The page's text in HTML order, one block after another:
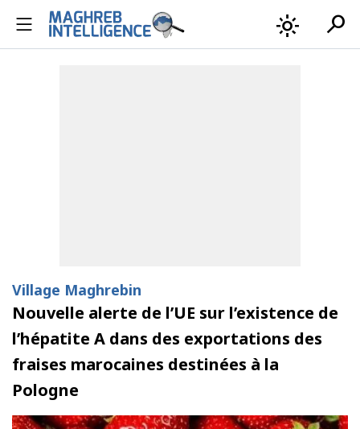
light_mode search
Village Maghrebin
Nouvelle alerte de l’UE sur l’existence de
l’hépatite A dans des exportations des
fraises marocaines destinées à la
Pologne